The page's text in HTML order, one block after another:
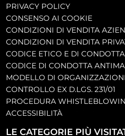
PRIVACY POLICY
CONSENSO AI COOKIE
CONDIZIONI DI VENDITA
CONDIZIONI DI VENDITA
CODICE ETICO E DI CONDOTTA
CODICE DI CONDOTTA
MODELLO DI
CONTROLLO EX D.LGS. 231/01
PROCEDURA
ACCESSIBILITÀ
LE CATEGORIE PIÙ